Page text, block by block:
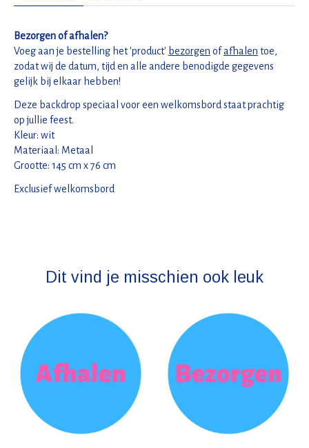
Bezorgen of afhalen?
Voeg aan je bestelling het 'product' bezorgen ofafhalen toe,
zodat wij de datum, tijd en alle andere benodigde gegevens
gelijk bij elkaar hebben!
Deze backdrop speciaal voor een welkomsbord staat prachtig
op jullie feest.
Kleur: wit
Materiaal: Metaal
Grootte: 145 cm x 76 cm
Exclusief welkomsbord
Dit vind je misschien ook leuk
Items van productcarrousel